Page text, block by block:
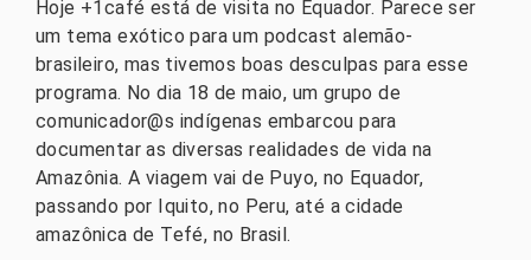
Hoje +1café está de visita no Equador. Parece ser
um tema exótico para um podcast alemão-
brasileiro, mas tivemos boas desculpas para esse
programa. No dia 18 de maio, um grupo de
comunicador@s indígenas embarcou para
documentar as diversas realidades de vida na
Amazônia. A viagem vai de Puyo, no Equador,
passando por Iquito, no Peru, até a cidade
amazônica de Tefé, no Brasil.